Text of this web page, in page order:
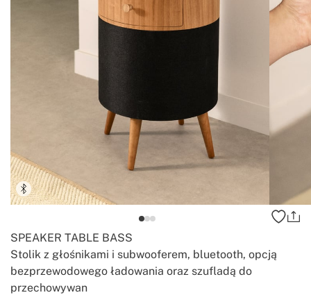
Stolik z głośnikami i subwooferem, bluetooth, opcją
bezprzewodowego ładowania oraz szufladą do
przechowywan
SPEAKER TABLE BASS